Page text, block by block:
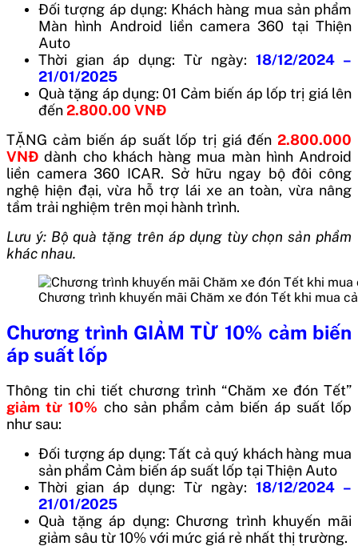
Đối tượng áp dụng: Khách hàng mua sản phẩm
Màn hình Android liền camera 360 tại Thiện
Auto
Thời gian áp dụng: Từ ngày: 18/12/2024 –
21/01/2025
Quà tặng áp dụng: 01 Cảm biến áp lốp trị giá lên
đến2.800.00 VNĐ
TẶNG cảm biến áp suất lốp trị giá đến 2.800.000
VNĐ dành cho khách hàng mua màn hình Android
liền camera 360 ICAR. Sở hữu ngay bộ đôi công
nghệ hiện đại, vừa hỗ trợ lái xe an toàn, vừa nâng
tầm trải nghiệm trên mọi hành trình.
Lưu ý: Bộ quà tặng trên áp dụng tùy chọn sản phẩm
khác nhau.
Chương trình khuyến mãi Chăm xe đón Tết khi mua
Chương trình GIẢM TỪ 10% cảm biến
áp suất lốp
Thông tin chi tiết chương trình “Chăm xe đón Tết”
giảm từ 10% cho sản phẩm cảm biến áp suất lốp
như sau:
Đối tượng áp dụng:Tất cả quý khách hàng mua
sản phẩm Cảm biến áp suất lốp tại Thiện Auto
Thời gian áp dụng: Từ ngày: 18/12/2024 –
21/01/2025
Quà tặng áp dụng: Chương trình khuyến mãi
giảm sâu từ 10% với mức giá rẻ nhất thị trường.